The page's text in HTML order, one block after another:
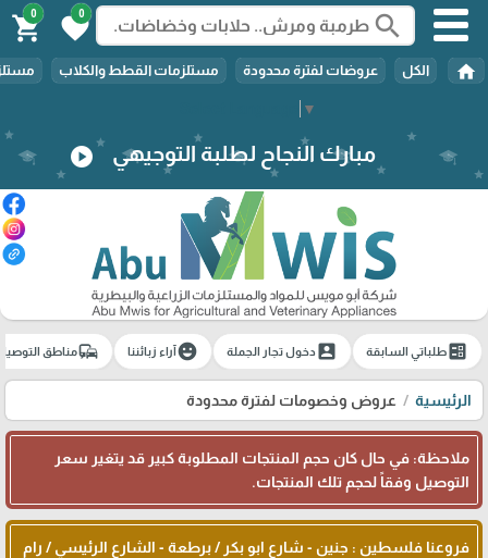
▼
search
0
favorite
0
shopping_cart
home الكل عروضات لفترة محدودة مستلزمات القطط والكلاب
مبارك النجاح لطلبة التوجيهي play_circle
ballotطلباتي السابقة account_boxدخول تجار الجملة emoji_emotionsآراء زبائننا commuteمناطق
الرئيسية عروض وخصومات لفترة محدودة
ملاحظة: في حال كان حجم المنتجات المطلوبة كبير قد يتغير سعر
التوصيل وفقاً لحجم تلك المنتجات.
فروعنا فلسطين : جنين - شارع ابو بكر / برطعة - الشارع الرئيسي / رام